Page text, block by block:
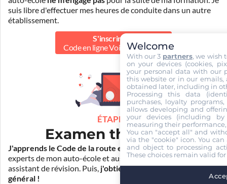
suis libre d'effectuer mes heures de conduite dans un autre
établissement.
S'inscrire au
Code en ligne Voiture 39.90 €
ÉTAPE 2
Examen théorique
J'apprends le Code de la route en ligne. Je suis aidé par les
experts de mon auto-école et aussi par Mister Codes, mon
assistant de révision. Puis, j'obtiens l'examen théorique
général !
Welcome
With our 3 partners, we wish
on your devices (cookies,
your personal data with our
this website or in our emails,
obtained later, including in
Processing this data
purchases, loyalty
allows developing and
your devices (including
measuring their
You can "accept all" and
via the "cookie" icon. You
and object to processing
These choices remain valid